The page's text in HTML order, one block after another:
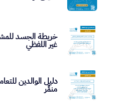
خريطة الجسد
غير اللفظي
دليل الوالدين
منمِّر